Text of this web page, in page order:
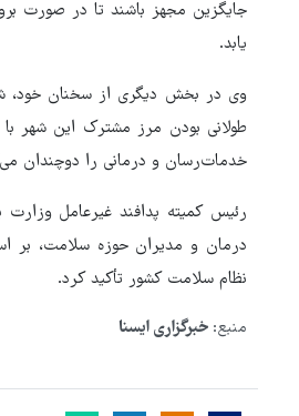
جایگزین مجهز باشند تا در صورت
یابد.
وی در بخش دیگری از سخنان خود،
طولانی بودن مرز مشترک این شهر با
خدمات‌رسان و درمانی را دوچندان
رئیس کمیته پدافند غیرعامل
درمان و مدیران حوزه سلامت، بر
نظام سلامت کشور تأکید کرد.
منبع: خبرگزاری ایسنا